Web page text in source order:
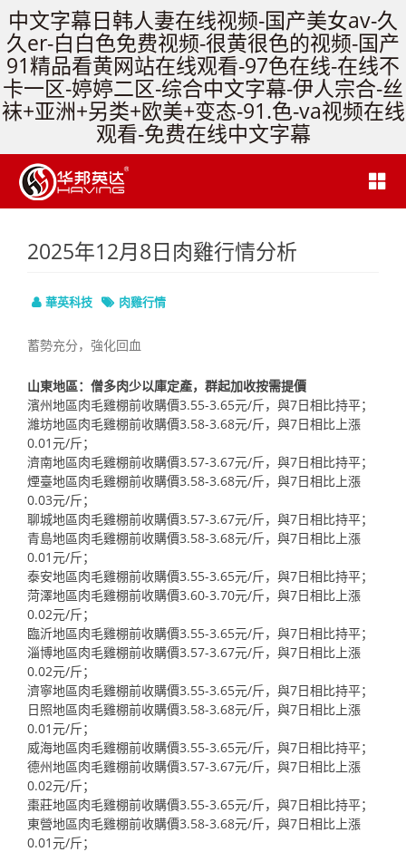
中文字幕日韩人妻在线视频-国产美女av-久
久er-白白色免费视频-很黄很色的视频-国产
91精品看黄网站在线观看-97色在线-在线不
卡一区-婷婷二区-综合中文字幕-伊人宗合-丝
袜+亚洲+另类+欧美+变态-91.色-va视频在线
观看-免费在线中文字幕
2025年12月8日肉雞行情分析
華英科技 肉雞行情
蓄勢充分，強化回血
山東地區：僧多肉少以庫定產，群起加收按需提價
濱州地區肉毛雞棚前收購價3.55-3.65元/斤，與7日相比持平；
濰坊地區肉毛雞棚前收購價3.58-3.68元/斤，與7日相比上漲
0.01元/斤；
濟南地區肉毛雞棚前收購價3.57-3.67元/斤，與7日相比持平；
煙臺地區肉毛雞棚前收購價3.58-3.68元/斤，與7日相比上漲
0.03元/斤；
聊城地區肉毛雞棚前收購價3.57-3.67元/斤，與7日相比持平；
青島地區肉毛雞棚前收購價3.58-3.68元/斤，與7日相比上漲
0.01元/斤；
泰安地區肉毛雞棚前收購價3.55-3.65元/斤，與7日相比持平；
菏澤地區肉毛雞棚前收購價3.60-3.70元/斤，與7日相比上漲
0.02元/斤；
臨沂地區肉毛雞棚前收購價3.55-3.65元/斤，與7日相比持平；
淄博地區肉毛雞棚前收購價3.57-3.67元/斤，與7日相比上漲
0.02元/斤；
濟寧地區肉毛雞棚前收購價3.55-3.65元/斤，與7日相比持平；
日照地區肉毛雞棚前收購價3.58-3.68元/斤，與7日相比上漲
0.01元/斤；
威海地區肉毛雞棚前收購價3.55-3.65元/斤，與7日相比持平；
德州地區肉毛雞棚前收購價3.57-3.67元/斤，與7日相比上漲
0.02元/斤；
棗莊地區肉毛雞棚前收購價3.55-3.65元/斤，與7日相比持平；
東營地區肉毛雞棚前收購價3.58-3.68元/斤，與7日相比上漲
0.01元/斤；